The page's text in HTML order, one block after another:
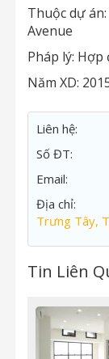
Thuộc dự án:
Avenue
Pháp lý: Hợp
Năm XD:
Liên hệ:
Số ĐT:
Email:
Địa chỉ:
Trưng Tây,
Tin Liên